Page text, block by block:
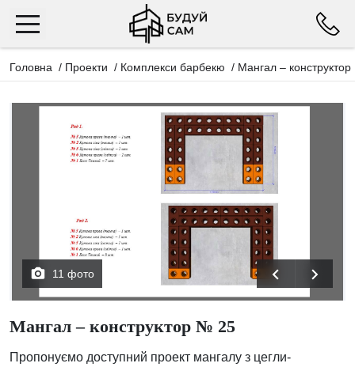
Головна / Проекти / Комплекси барбекю / Мангал –
11 фото
Мангал – конструктор № 25
Пропонуємо доступний проект мангалу з цегли-